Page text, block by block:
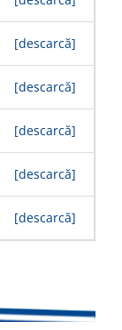
[descarcă]
[descarcă]
[descarcă]
[descarcă]
[descarcă]